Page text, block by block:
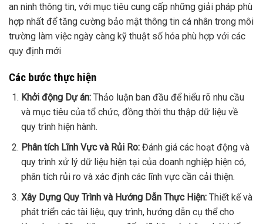
an ninh thông tin, với mục tiêu cung cấp những giải pháp phù
hợp nhất để tăng cường bảo mật thông tin cá nhân trong môi
trường làm việc ngày càng kỹ thuật số hóa phù hợp với các
quy định mới
Các bước thực hiện
Khởi động Dự án:Thảo luận ban đầu để hiểu rõ nhu cầu
và mục tiêu của tổ chức, đồng thời thu thập dữ liệu về
quy trình hiện hành.
Phân tích Lĩnh Vực và Rủi Ro:Đánh giá các hoạt động và
quy trình xử lý dữ liệu hiện tại của doanh nghiệp hiện có,
phân tích rủi ro và xác định các lĩnh vực cần cải thiện.
Xây Dựng Quy Trình và Hướng Dẫn Thực Hiện:Thiết kế và
phát triển các tài liệu, quy trình, hướng dẫn cụ thể cho